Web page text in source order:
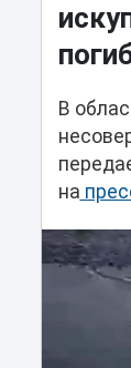
В
на